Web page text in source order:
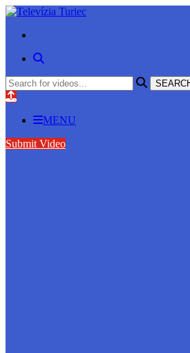
MENU
Submit Video